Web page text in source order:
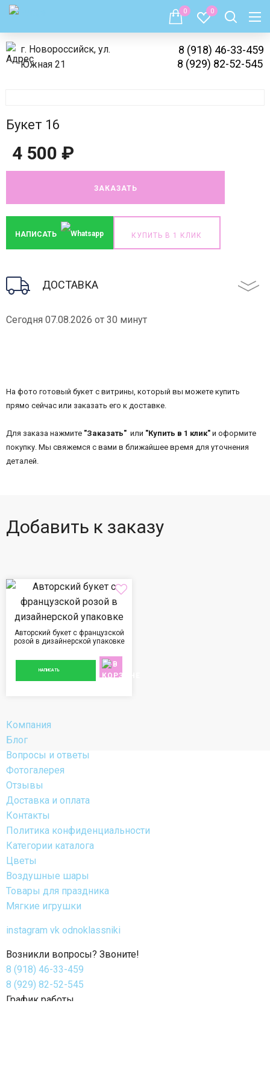
8 (918) 46-33-459
8 (929) 82-52-545
г. Новороссийск, ул.
Южная 21
0
0
Букет 16
4 500 ₽
ЗАКАЗАТЬ
НАПИСАТЬ КУПИТЬ В 1 КЛИК
ДОСТАВКА
Сегодня 07.08.2026 от 30 минут
На фото готовый букет с витрины, который вы можете купить
прямо сейчас или заказать его к доставке.
Для заказа нажмите "Заказать" или "Купить в 1 клик" и оформите
покупку. Мы свяжемся с вами в ближайшее время для уточнения
деталей.
Добавить к заказу
Авторский букет с французской
розой в дизайнерской упаковке
5 800 ₽
НАПИСАТЬ
Компания
Блог
Вопросы и ответы
Фотогалерея
Отзывы
Доставка и оплата
Контакты
Политика конфиденциальности
Категории каталога
Цветы
Воздушные шары
Товары для праздника
Мягкие игрушки
instagram vk odnoklassniki
Возникли вопросы? Звоните!
8 (918) 46-33-459
8 (929) 82-52-545
График работы